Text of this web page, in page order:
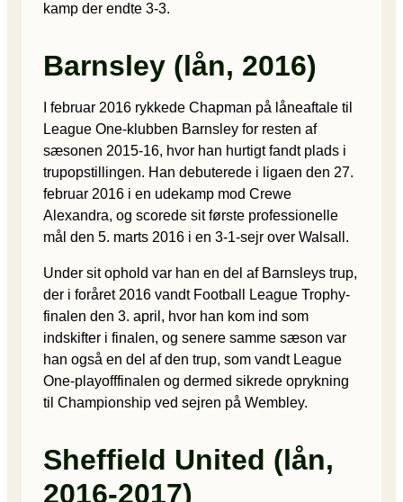
kamp der endte 3-3.
Barnsley (lån, 2016)
I februar 2016 rykkede Chapman på låneaftale til
League One-klubben Barnsley for resten af
sæsonen 2015-16, hvor han hurtigt fandt plads i
trupopstillingen. Han debuterede i ligaen den 27.
februar 2016 i en udekamp mod Crewe
Alexandra, og scorede sit første professionelle
mål den 5. marts 2016 i en 3-1-sejr over Walsall.
Under sit ophold var han en del af Barnsleys trup,
der i foråret 2016 vandt Football League Trophy-
finalen den 3. april, hvor han kom ind som
indskifter i finalen, og senere samme sæson var
han også en del af den trup, som vandt League
One-playofffinalen og dermed sikrede oprykning
til Championship ved sejren på Wembley.
Sheffield United (lån,
2016-2017)